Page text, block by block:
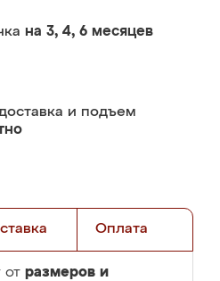
на 3, 4, 6 месяцев
и подъем
Оплата
от размеров и